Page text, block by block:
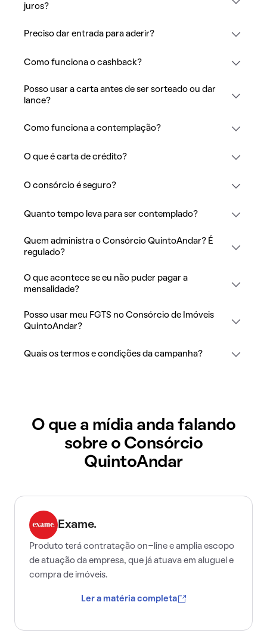
juros?
Preciso dar entrada para aderir?
Como funciona o cashback?
Posso usar a carta antes de ser sorteado ou dar
lance?
Como funciona a contemplação?
O que é carta de crédito?
O consórcio é seguro?
Quanto tempo leva para ser contemplado?
Quem administra o Consórcio QuintoAndar? É
regulado?
O que acontece se eu não puder pagar a
mensalidade?
Posso usar meu FGTS no Consórcio de Imóveis
QuintoAndar?
Quais os termos e condições da campanha?
O que a mídia anda falando
sobre o Consórcio
QuintoAndar
Exame.
Produto terá contratação on-line e amplia escopo
de atuação da empresa, que já atuava em aluguel e
compra de imóveis.
Ler a matéria completa